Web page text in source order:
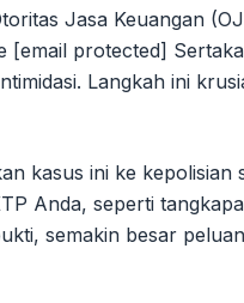
Jasa Keuangan
[email protected]
Langkah ini
kasus ini ke kepolisian
Anda, seperti
semakin besar